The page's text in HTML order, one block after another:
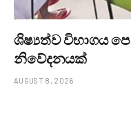
ශිෂ්‍යත්ව විභාගය
නිවේදනයක්
AUGUST 8, 2026